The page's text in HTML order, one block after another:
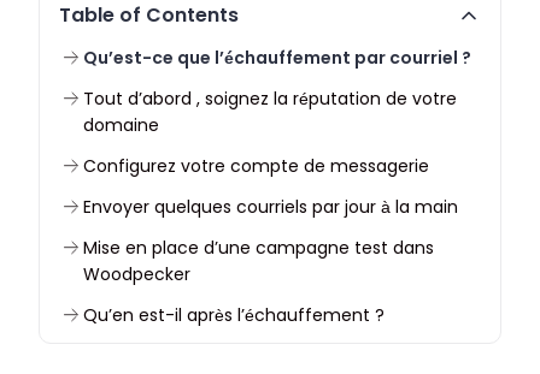
Table of Contents
Qu’est-ce que l’échauffement par courriel ?
Tout d’abord , soignez la réputation de votre
domaine
Configurez votre compte de messagerie
Envoyer quelques courriels par jour à la main
Mise en place d’une campagne test dans
Woodpecker
Qu’en est-il après l’échauffement ?